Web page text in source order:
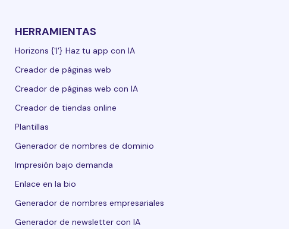
HERRAMIENTAS
Horizons {'|'} Haz tu app con IA
Creador de páginas web
Creador de páginas web con IA
Creador de tiendas online
Plantillas
Generador de nombres de dominio
Impresión bajo demanda
Enlace en la bio
Generador de nombres empresariales
Generador de newsletter con IA